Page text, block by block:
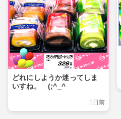
どれにしようか迷ってしま
いすね。 (;^_^
1日前